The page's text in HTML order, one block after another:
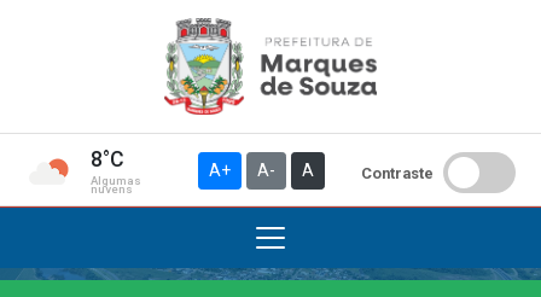
8°C
Algumas
nuvens
A+ A- A Contraste